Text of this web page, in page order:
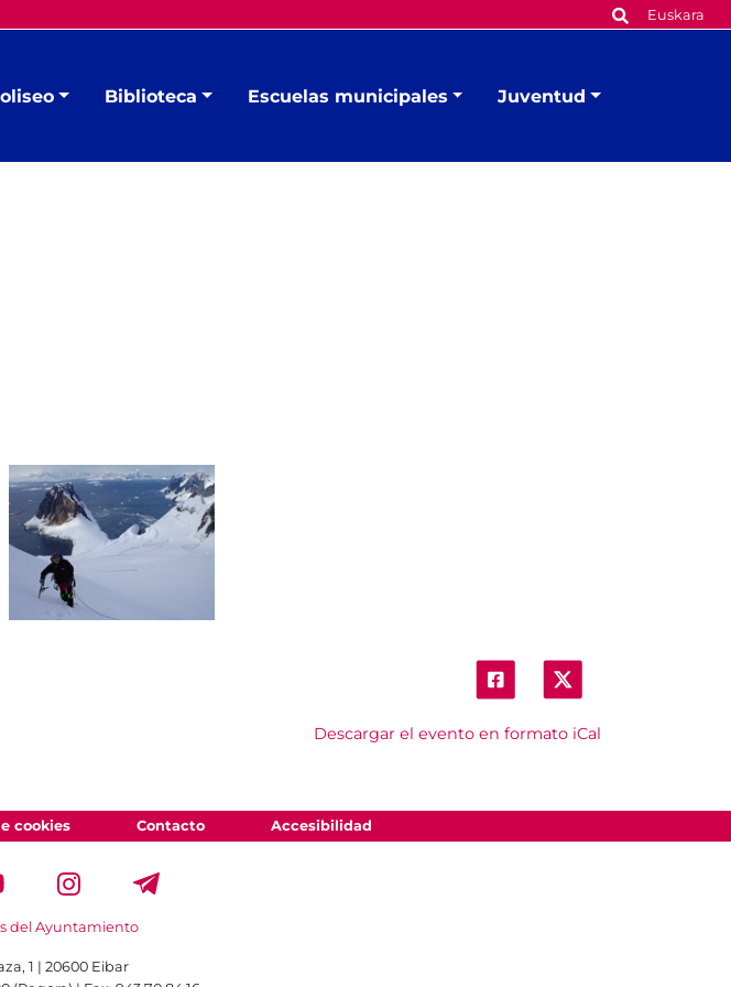
Euskara
Biblioteca Escuelas municipales Juventud
Descargar el evento en formato iCal
cookies Contacto Accesibilidad
del Ayuntamiento
1 | 20600 Eibar